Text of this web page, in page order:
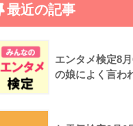
最近の記事
エンタメ検定8
の娘によく言わ